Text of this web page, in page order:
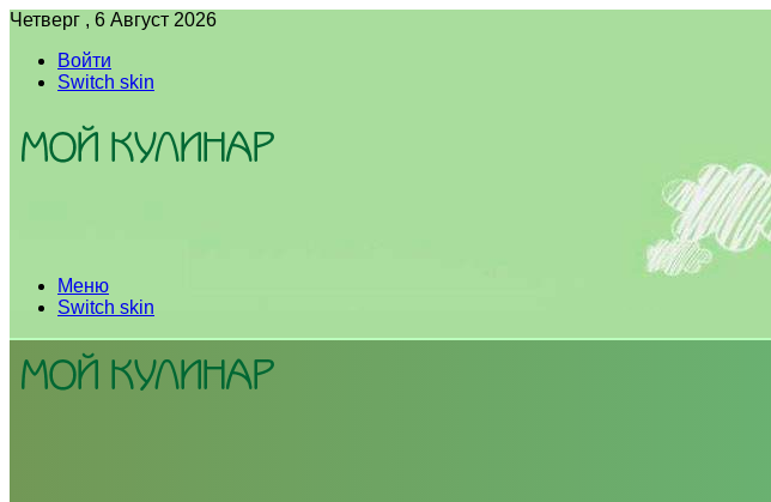
Четверг , 6 Август 2026
Войти
Switch skin
Меню
Switch skin